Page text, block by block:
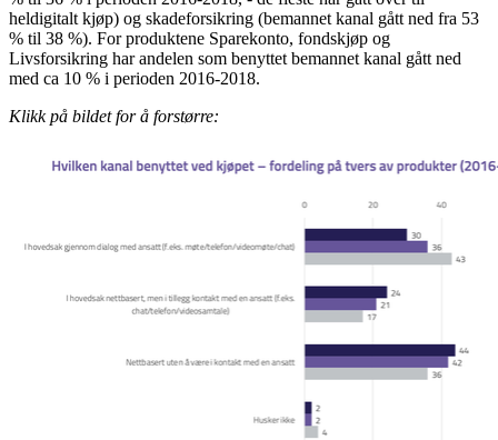
heldigitalt kjøp) og skadeforsikring (bemannet kanal gått ned fra 53
% til 38 %). For produktene Sparekonto, fondskjøp og
Livsforsikring har andelen som benyttet bemannet kanal gått ned
med ca 10 % i perioden 2016-2018.
Klikk på bildet for å forstørre: